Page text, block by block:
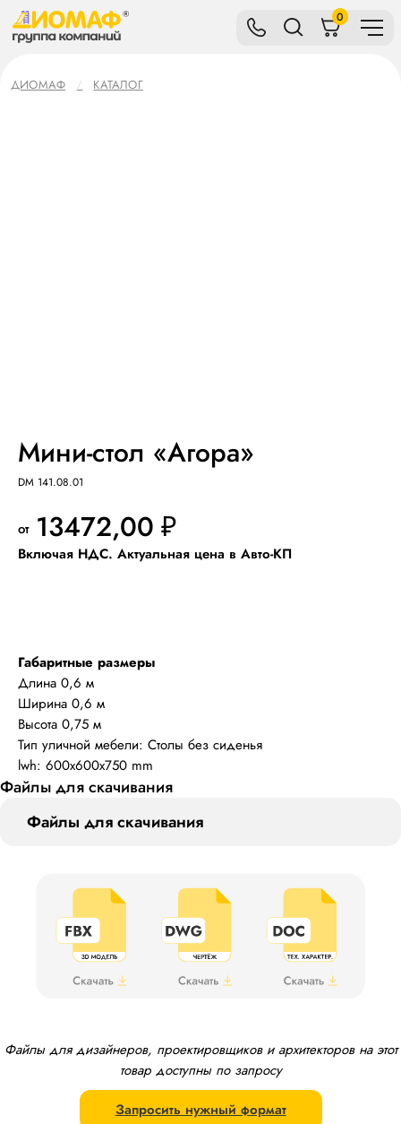
0
ДИОМАФ КАТАЛОГ
Мини-стол «Агора»
DM 141.08.01
13472,00 ₽
Габаритные размеры
Длина 0,6 м
Ширина 0,6 м
Высота 0,75 м
Тип уличной мебели: Столы без сиденья
lwh: 600x600x750 mm
Файлы для скачивания
Файлы для скачивания
Файлы для дизайнеров, проектировщиков и архитекторов на этот
товар доступны по запросу
Запросить нужный формат